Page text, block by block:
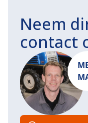
Neem
contact